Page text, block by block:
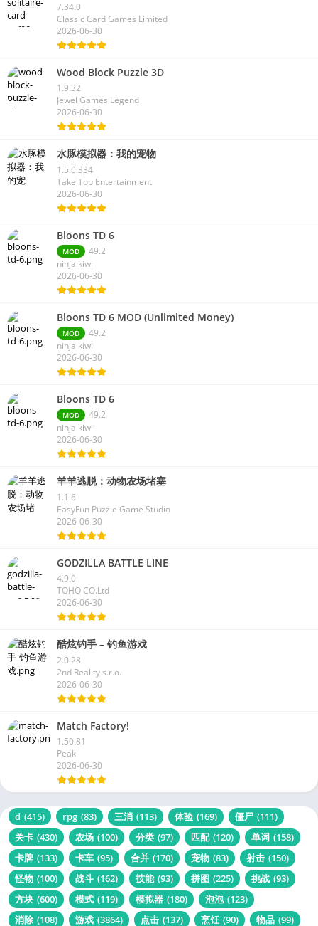
7.34.0
Classic Card Games Limited
2026-06-30
Wood Block Puzzle 3D
1.9.32
Jewel Games Legend
2026-06-30
水豚模拟器：我的宠物
1.5.0.334
Take Top Entertainment
2026-06-30
Bloons TD 6
MOD
49.2
ninja kiwi
2026-06-30
Bloons TD 6 MOD (Unlimited Money)
MOD
49.2
ninja kiwi
2026-06-30
Bloons TD 6
MOD
49.2
ninja kiwi
2026-06-30
羊羊逃脱：动物农场堵塞
1.1.6
EasyFun Puzzle Game Studio
2026-06-30
GODZILLA BATTLE LINE
4.9.0
TOHO CO.Ltd
2026-06-30
酷炫钓手 – 钓鱼游戏
2.0.28
2nd Reality s.r.o.
2026-06-30
Match Factory!
1.50.81
Peak
2026-06-30
d (415) rpg (83) 三消 (113) 体验 (169) 僵尸 (111)
关卡 (430) 农场 (100) 分类 (97) 匹配 (120) 单词 (158)
卡牌 (133) 卡车 (95) 合并 (170) 宠物 (83) 射击 (150)
怪物 (100) 战斗 (162) 技能 (93) 拼图 (225) 挑战 (93)
方块 (600) 模式 (119) 模拟器 (180) 泡泡 (123)
消除 (108) 游戏 (3864) 点击 (137) 烹饪 (90) 物品 (99)